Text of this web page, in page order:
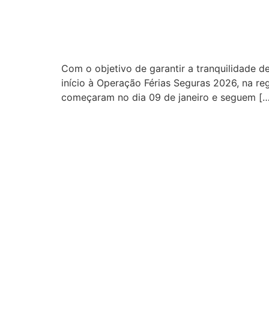
Com o objetivo de garantir a tranquilidade
início à Operação Férias Seguras 2026, na
começaram no dia 09 de janeiro e seguem